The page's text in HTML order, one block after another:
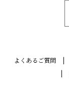
よくあるご質問